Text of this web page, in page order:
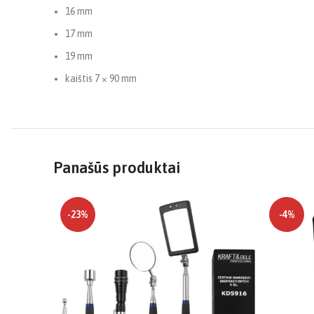
16 mm
17 mm
19 mm
kaištis 7 × 90 mm
Panašūs produktai
-23% -4%